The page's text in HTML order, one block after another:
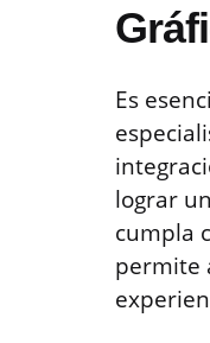
Es
lograr
cumpla
permite